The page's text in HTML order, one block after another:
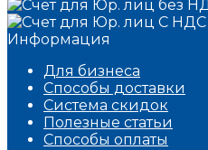
Информация
Для бизнеса
Способы доставки
Система скидок
Полезные статьи
Способы оплаты